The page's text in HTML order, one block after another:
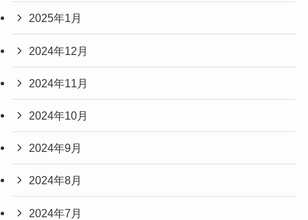
2025年1月
2024年12月
2024年11月
2024年10月
2024年9月
2024年8月
2024年7月